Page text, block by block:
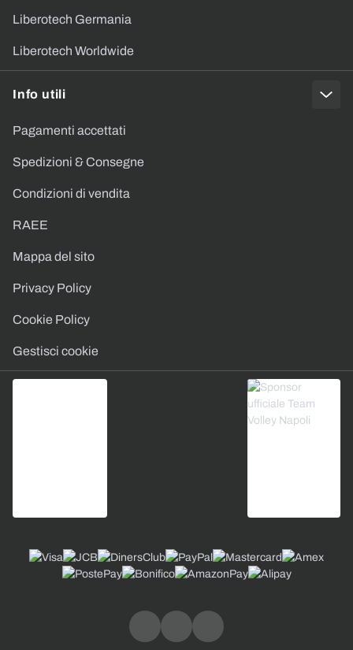
Liberotech Germania
Liberotech Worldwide
Info utili
Pagamenti accettati
Spedizioni & Consegne
Condizioni di vendita
RAEE
Mappa del sito
Privacy Policy
Cookie Policy
Gestisci cookie